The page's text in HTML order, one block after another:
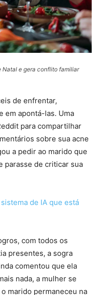
Natal e gera conflito familiar
de enfrentar,
em apontá-las. Uma
para compartilhar
sobre sua acne
a pedir ao marido que
parasse de criticar sua
de IA que está
com todos os
presentes, a sogra
comentou que ela
nada, a mulher se
marido permaneceu na